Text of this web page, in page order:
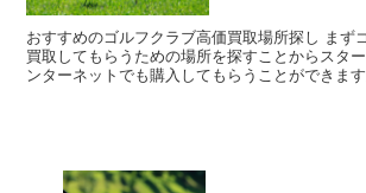
おすすめのゴルフクラブ高価買取場所探し まず
買取してもらうための場所を探すことからスタ
ンターネットでも購入してもらうことができま